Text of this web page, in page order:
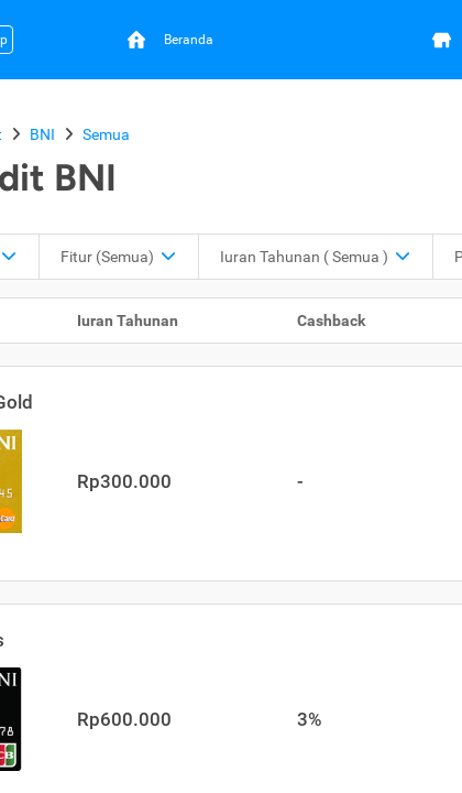
Beranda
BNI Semua
BNI
Fitur (Semua) Iuran Tahunan ( Semua )
Iuran Tahunan Cashback
Rp300.000 -
Rp600.000 3%